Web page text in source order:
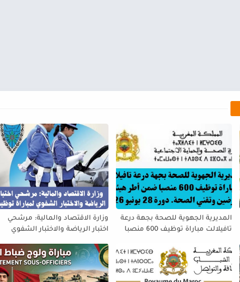
المديرية الجهوية للصحة بجهة درعة
تافيلالت مباراة توظيف 600 منصبا
الصحة. دورة 28 يونيو 2026
وزارة الاقتصاد والمالية: مرشحي
اختبار الرياضة والاختبار الشفوي
من الدرجة الثانية